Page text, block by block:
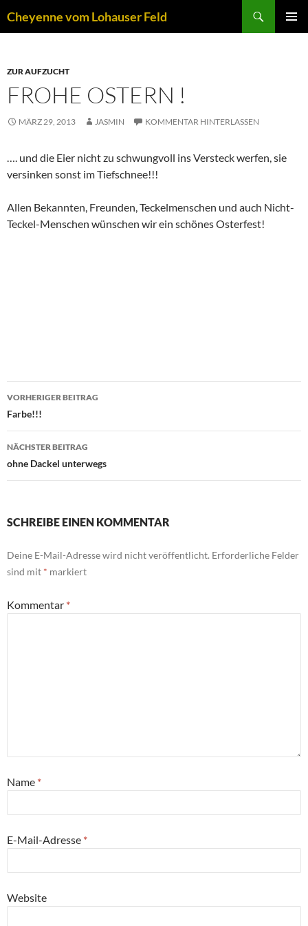
Inhalt
Cheyenne vom Lohauser Feld
ZUR AUFZUCHT
FROHE OSTERN !
MÄRZ 29, 2013 JASMIN KOMMENTAR HINTERLASSEN
…. und die Eier nicht zu schwungvoll ins Versteck werfen, sie
versinken sonst im Tiefschnee!!!
Allen Bekannten, Freunden, Teckelmenschen und auch Nicht-
Teckel-Menschen wünschen wir ein schönes Osterfest!
Beitragsnavigation
VORHERIGER BEITRAG
Farbe!!!
NÄCHSTER BEITRAG
ohne Dackel unterwegs
SCHREIBE EINEN KOMMENTAR
Deine E-Mail-Adresse wird nicht veröffentlicht. Erforderliche Felder
sind mit * markiert
Kommentar *
Name *
E-Mail-Adresse *
Website